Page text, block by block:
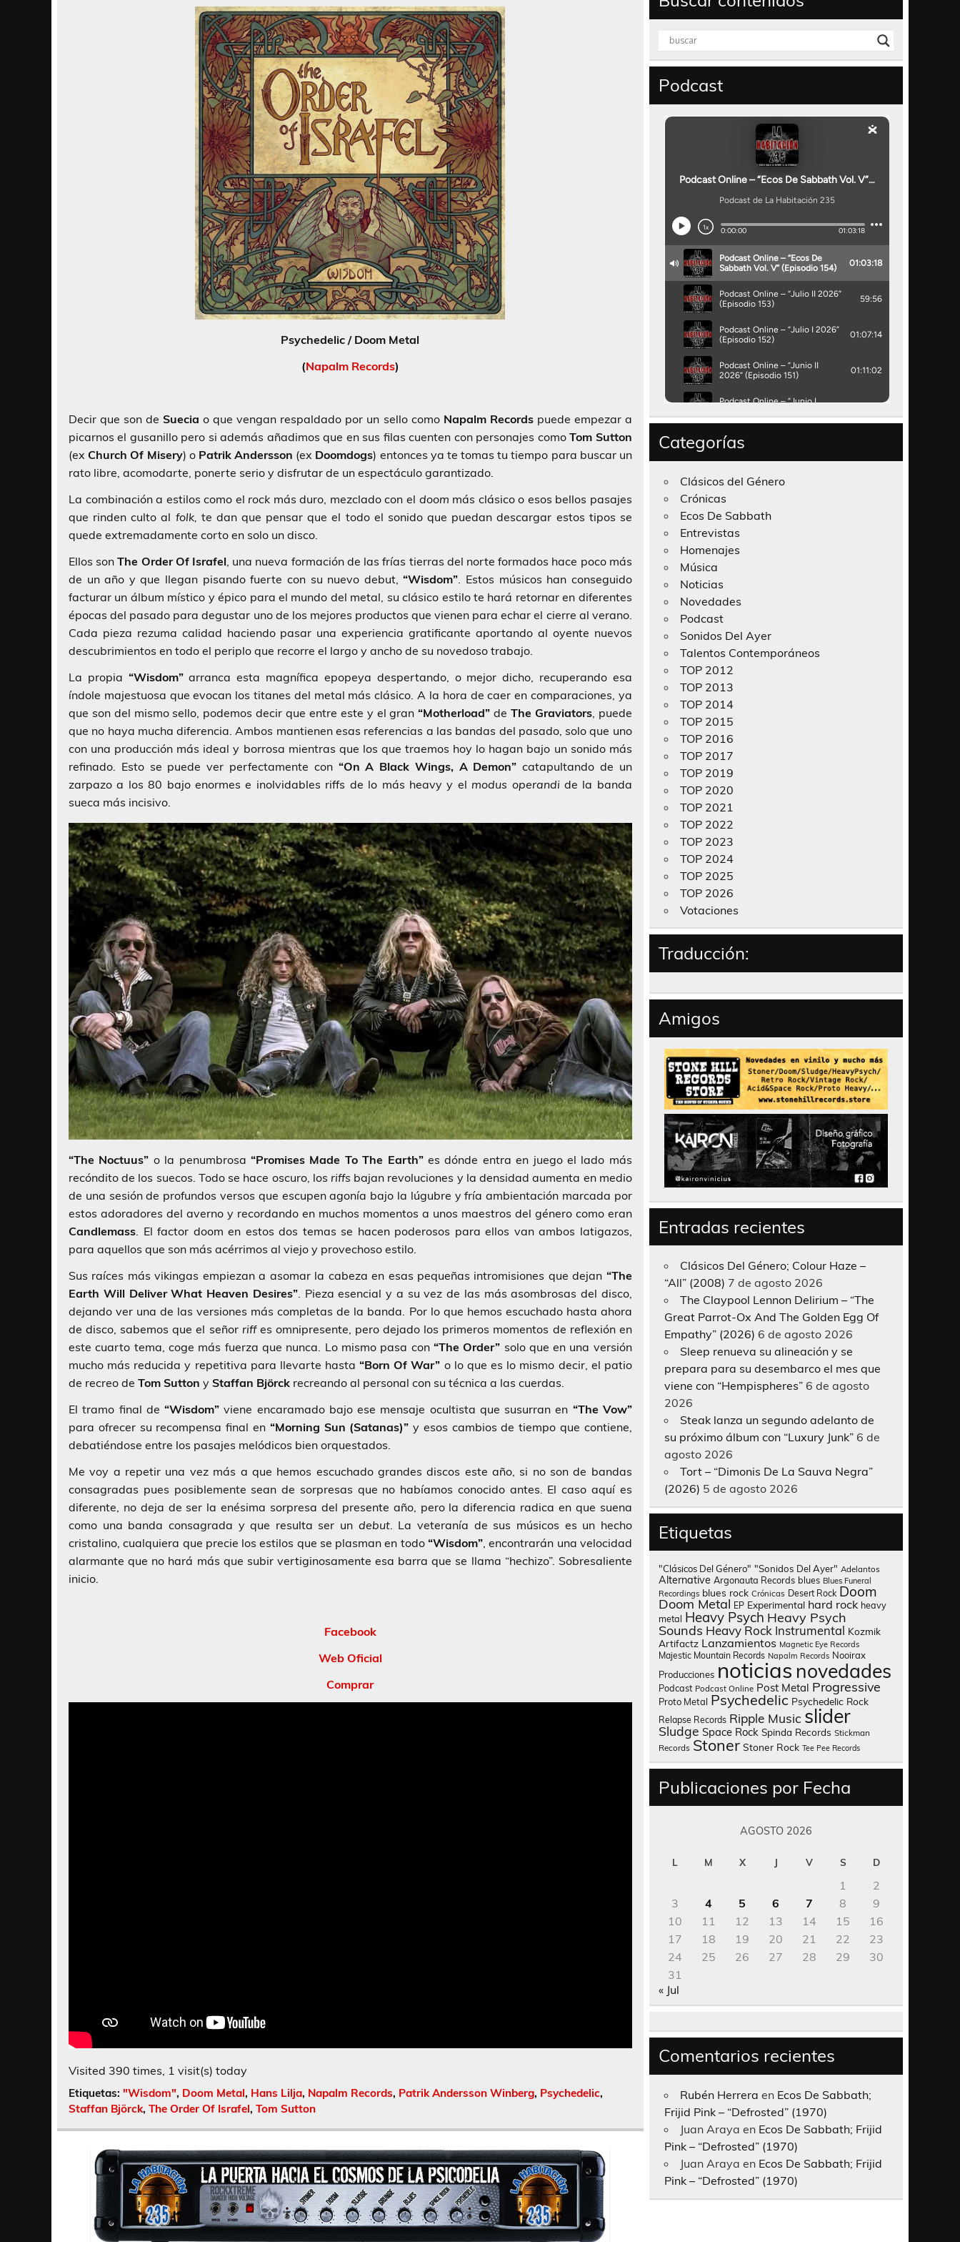
Psychedelic / Doom Metal
(Napalm Records)
Decir que son deSuecia o que vengan respaldado por un sello como Napalm Recordspuede empezar a
picarnos el gusanillo pero si además añadimos que en sus filas cuenten con personajes comoTom Sutton
(exChurch Of Misery) o Patrik Andersson (ex Doomdogs) entonces ya te tomas tu tiempo para buscar un
rato libre, acomodarte, ponerte serio y disfrutar de un espectáculo garantizado.
La combinación a estilos como el rock más duro, mezclado con el doom más clásico o esos bellos pasajes
que rinden culto al folk, te dan que pensar que el todo el sonido que puedan descargar estos tipos se
quede extremadamente corto en solo un disco.
Ellos sonThe Order Of Israfel , una nueva formación de las frías tierras del norte formados hace poco más
de un año y que llegan pisando fuerte con su nuevo debut,“Wisdom” . Estos músicos han conseguido
facturar un álbum místico y épico para el mundo del metal, su clásico estilo te hará retornar en diferentes
épocas del pasado para degustar uno de los mejores productos que vienen para echar el cierre al verano.
Cada pieza rezuma calidad haciendo pasar una experiencia gratificante aportando al oyente nuevos
descubrimientos en todo el periplo que recorre el largo y ancho de su novedoso trabajo.
La propia “Wisdom”arranca esta magnífica epopeya despertando, o mejor dicho, recuperando esa
índole majestuosa que evocan los titanes del metal más clásico. A la hora de caer en comparaciones, ya
que son del mismo sello, podemos decir que entre este y el gran“Motherload” deThe Graviators, puede
que no haya mucha diferencia. Ambos mantienen esas referencias a las bandas del pasado, solo que uno
con una producción más ideal y borrosa mientras que los que traemos hoy lo hagan bajo un sonido más
refinado. Esto se puede ver perfectamente con “On A Black Wings, A Demon” catapultando de un
zarpazo a los 80 bajo enormes e inolvidables riffs de lo más heavy y el modus operandide la banda
sueca más incisivo.
“The Noctuus” o la penumbrosa“Promises Made To The Earth”es dónde entra en juego el lado más
recóndito de los suecos. Todo se hace oscuro, los riffs bajan revoluciones y la densidad aumenta en medio
de una sesión de profundos versos que escupen agonía bajo la lúgubre y fría ambientación marcada por
estos adoradores del averno y recordando en muchos momentos a unos maestros del género como eran
Candlemass. El factor doom en estos dos temas se hacen poderosos para ellos van ambos latigazos,
para aquellos que son más acérrimos al viejo y provechoso estilo.
Sus raíces más vikingas empiezan a asomar la cabeza en esas pequeñas intromisiones que dejan “The
Earth Will Deliver What Heaven Desires”. Pieza esencial y a su vez de las más asombrosas del disco,
dejando ver una de las versiones más completas de la banda. Por lo que hemos escuchado hasta ahora
de disco, sabemos que el señor riffes omnipresente, pero dejado los primeros momentos de reflexión en
este cuarto tema, coge más fuerza que nunca. Lo mismo pasa con “The Order” solo que en una versión
mucho más reducida y repetitiva para llevarte hasta“Born Of War” o lo que es lo mismo decir, el patio
de recreo de Tom Sutton y Staffan Björck recreando al personal con su técnica a las cuerdas.
El tramo final de“Wisdom” viene encaramado bajo ese mensaje ocultista que susurran en “The Vow”
para ofrecer su recompensa final en “Morning Sun (Satanas)” y esos cambios de tiempo que contiene,
debatiéndose entre los pasajes melódicos bien orquestados.
Me voy a repetir una vez más a que hemos escuchado grandes discos este año, si no son de bandas
consagradas pues posiblemente sean de sorpresas que no habíamos conocido antes. El caso aquí es
diferente, no deja de ser la enésima sorpresa del presente año, pero la diferencia radica en que suena
como una banda consagrada y que resulta ser un debut. La veteranía de sus músicos es un hecho
cristalino, cualquiera que precie los estilos que se plasman en todo “Wisdom”, encontrarán una velocidad
alarmante que no hará más que subir vertiginosamente esa barra que se llama “hechizo”. Sobresaliente
inicio.
Facebook
Web Oficial
Comprar
Visited 390 times, 1 visit(s) today
Etiquetas: "Wisdom", Doom Metal, Hans Lilja, Napalm Records, Patrik Andersson Winberg, Psychedelic,
Staffan Björck, The Order Of Israfel, Tom Sutton
Podcast
Categorías
Clásicos del Género
Crónicas
Ecos De Sabbath
Entrevistas
Homenajes
Música
Noticias
Novedades
Podcast
Sonidos Del Ayer
Talentos Contemporáneos
TOP 2012
TOP 2013
TOP 2014
TOP 2015
TOP 2016
TOP 2017
TOP 2019
TOP 2020
TOP 2021
TOP 2022
TOP 2023
TOP 2024
TOP 2025
TOP 2026
Votaciones
Traducción:
Amigos
Entradas recientes
Clásicos Del Género; Colour Haze –
“All” (2008) 7 de agosto 2026
The Claypool Lennon Delirium – “The
Great Parrot-Ox And The Golden Egg Of
Empathy” (2026) 6 de agosto 2026
Sleep renueva su alineación y se
prepara para su desembarco el mes que
viene con “Hempispheres” 6 de agosto
2026
Steak lanza un segundo adelanto de
su próximo álbum con “Luxury Junk” 6 de
agosto 2026
Tort – “Dimonis De La Sauva Negra”
(2026) 5 de agosto 2026
Etiquetas
"Clásicos Del Género" "Sonidos Del Ayer" Adelantos
Alternative Argonauta Records blues Blues Funeral
Recordings blues rock Crónicas Desert Rock Doom
Doom Metal EP Experimental hard rock heavy
metal Heavy Psych Heavy Psych
Sounds Heavy Rock Instrumental Kozmik
Artifactz Lanzamientos Magnetic Eye Records
Majestic Mountain Records Napalm Records Nooirax
Producciones noticias novedades
Podcast Podcast Online Post Metal Progressive
Proto Metal Psychedelic Psychedelic Rock
Relapse Records Ripple Music slider
Sludge Space Rock Spinda Records Stickman
Records Stoner Stoner Rock Tee Pee Records
Publicaciones por Fecha
AGOSTO 2026
L M X J V S D
1
2
3
4 5 6 7 8
9
10
11 12 13 14 15
16
17
18 19 20 21 22
23
24
25 26 27 28 29
30
31
« Jul
Comentarios recientes
Rubén Herrera en Ecos De Sabbath;
Frijid Pink – “Defrosted” (1970)
Juan Araya en Ecos De Sabbath; Frijid
Pink – “Defrosted” (1970)
Juan Araya en Ecos De Sabbath; Frijid
Pink – “Defrosted” (1970)